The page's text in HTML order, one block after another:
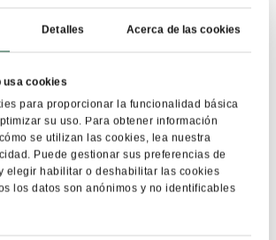
Detalles Acerca de las cookies
usa cookies
para proporcionar la funcionalidad básica
su uso. Para obtener información
se utilizan las cookies, lea nuestra
Puede gestionar sus preferencias de
elegir habilitar o deshabilitar las cookies
los datos son anónimos y no identificables
<1000 ufc/g
Ausente
El producto no contiene ni se
produce a partir de OMG
Soja